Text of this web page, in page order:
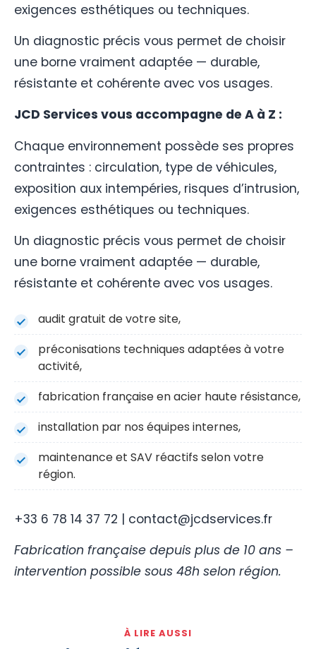
exigences esthétiques ou techniques.
Un diagnostic précis vous permet de choisir
une borne vraiment adaptée — durable,
résistante et cohérente avec vos usages.
JCD Services vous accompagne de A à Z :
Chaque environnement possède ses propres
contraintes : circulation, type de véhicules,
exposition aux intempéries, risques d’intrusion,
exigences esthétiques ou techniques.
Un diagnostic précis vous permet de choisir
une borne vraiment adaptée — durable,
résistante et cohérente avec vos usages.
audit gratuit de votre site,
préconisations techniques adaptées à votre
activité,
fabrication française en acier haute résistance,
installation par nos équipes internes,
maintenance et SAV réactifs selon votre
région.
+33 6 78 14 37 72 | contact@jcdservices.fr
Fabrication française depuis plus de 10 ans –
intervention possible sous 48h selon région.
À LIRE AUSSI